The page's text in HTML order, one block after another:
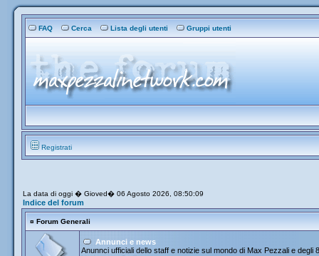
FAQ Cerca Lista degli utenti Gruppi utenti
Registrati
La data di oggi � Gioved� 06 Agosto 2026, 08:50:09
Indice del forum
¤ Forum Generali
Annunci e news
Anunnci ufficiali dello staff e notizie sul mondo di Max Pezzali e degli